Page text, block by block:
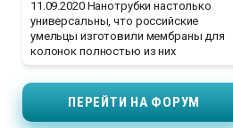
11.09.2020 Нанотрубки настолько
универсальны, что российские
умельцы изготовили мембраны для
колонок полностью из них
ПЕРЕЙТИ НА ФОРУМ